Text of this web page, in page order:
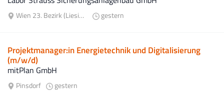
Wien 23. Bezirk (Liesing) gestern
Projektmanager:in Energietechnik und Digitalisierung
(m/w/d)
mitPlan GmbH
Pinsdorf gestern